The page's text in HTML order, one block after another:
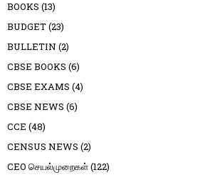
BOOKS (13)
BUDGET(23)
BULLETIN (2)
CBSE BOOKS (6)
CBSE EXAMS (4)
CBSE NEWS (6)
CCE (48)
CENSUS NEWS (2)
CEO செயல்முறைகள்(122)